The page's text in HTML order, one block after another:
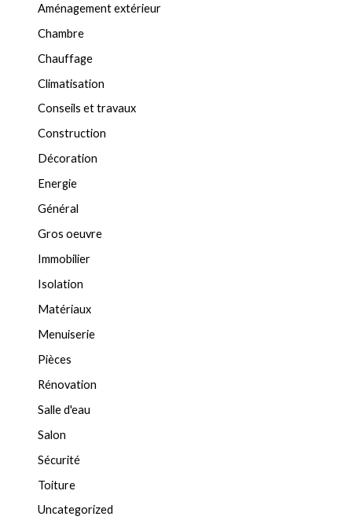
Aménagement extérieur
Chambre
Chauffage
Climatisation
Conseils et travaux
Construction
Décoration
Energie
Général
Gros oeuvre
Immobilier
Isolation
Matériaux
Menuiserie
Pièces
Rénovation
Salle d'eau
Salon
Sécurité
Toiture
Uncategorized